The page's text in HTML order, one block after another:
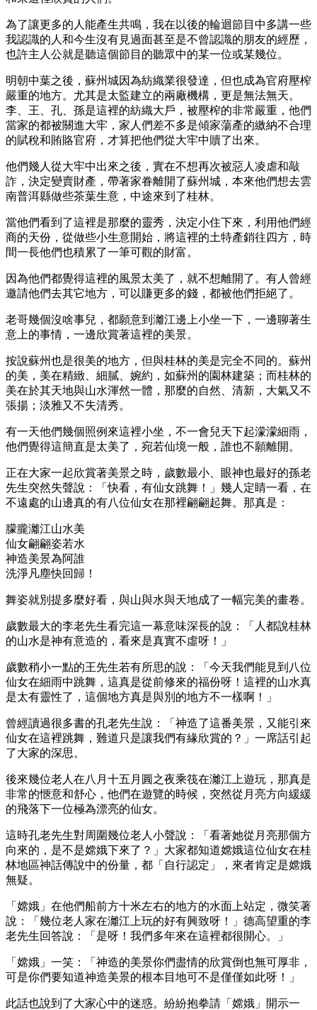
為了讓更多的人能產生共鳴，我在以後的輪迴節目中多講一些
我認識的人和今生沒有見過面甚至是不曾認識的朋友的經歷，
也許主人公就是聽這個節目的聽眾中的某一位或某幾位。
明朝中葉之後，蘇州城因為紡織業很發達，但也成為官府壓榨
嚴重的地方。尤其是太監建立的兩廠機構，更是無法無天。
李、王、孔、孫是這裡的紡織大戶，被壓榨的非常嚴重，他們
當家的都被關進大牢，家人們差不多是傾家蕩產的繳納不合理
的賦稅和賄賂官府，才算把他們從大牢中贖了出來。
他們幾人從大牢中出來之後，實在不想再次被惡人凌虐和敲
詐，決定變賣財產，帶著家眷離開了蘇州城，本來他們想去雲
南普洱縣做些茶葉生意，中途來到了桂林。
當他們看到了這裡是那麼的靈秀，決定小住下來，利用他們經
商的天份，從做些小生意開始，將這裡的土特產銷往四方，時
間一長他們也積累了一筆可觀的財富。
因為他們都覺得這裡的風景太美了，就不想離開了。有人曾經
邀請他們去其它地方，可以賺更多的錢，都被他們拒絕了。
老哥幾個沒啥事兒，都願意到灕江邊上小坐一下，一邊聊著生
意上的事情，一邊欣賞著這裡的美景。
按說蘇州也是很美的地方，但與桂林的美是完全不同的。蘇州
的美，美在精緻、細膩、婉約，如蘇州的園林建築；而桂林的
美在於其天地與山水渾然一體，那麼的自然、清新，大氣又不
張揚；淡雅又不失清秀。
有一天他們幾個照例來這裡小坐，不一會兒天下起濛濛細雨，
他們覺得這簡直是太美了，宛若仙境一般，誰也不願離開。
正在大家一起欣賞著美景之時，歲數最小、眼神也最好的孫老
先生突然失聲說：「快看，有仙女跳舞！」幾人定睛一看，在
不遠處的山邊真的有八位仙女在那裡翩翩起舞。那真是：
朦朧灕江山水美
仙女翩翩姿若水
神造美景為阿誰
洗淨凡塵快回歸！
舞姿就別提多麼好看，與山與水與天地成了一幅完美的畫卷。
歲數最大的李老先生看完這一幕意味深長的說：「人都說桂林
的山水是神有意造的，看來是真實不虛呀！」
歲數稍小一點的王先生若有所思的說：「今天我們能見到八位
仙女在細雨中跳舞，這真是從前修來的福份呀！這裡的山水真
是太有靈性了，這個地方真是與別的地方不一樣啊！」
曾經讀過很多書的孔老先生說：「神造了這番美景，又能引來
仙女在這裡跳舞，難道只是讓我們有緣欣賞的？」一席話引起
了大家的深思。
後來幾位老人在八月十五月圓之夜乘筏在灕江上遊玩，那真是
非常的愜意和舒心，他們在遊覽的時候，突然從月亮方向緩緩
的飛落下一位極為漂亮的仙女。
這時孔老先生對周圍幾位老人小聲說：「看著她從月亮那個方
向來的，是不是嫦娥下來了？」大家都知道嫦娥這位仙女在桂
林地區神話傳說中的份量，都「自行認定」，來者肯定是嫦娥
無疑。
「嫦娥」在他們船前方十米左右的地方的水面上站定，微笑著
說：「幾位老人家在灕江上玩的好有興致呀！」德高望重的李
老先生回答說：「是呀！我們多年來在這裡都很開心。」
「嫦娥」一笑：「神造的美景你們盡情的欣賞倒也無可厚非，
可是你們要知道神造美景的根本目地可不是僅僅如此呀！」
此話也說到了大家心中的迷惑。紛紛抱拳請「嫦娥」開示一